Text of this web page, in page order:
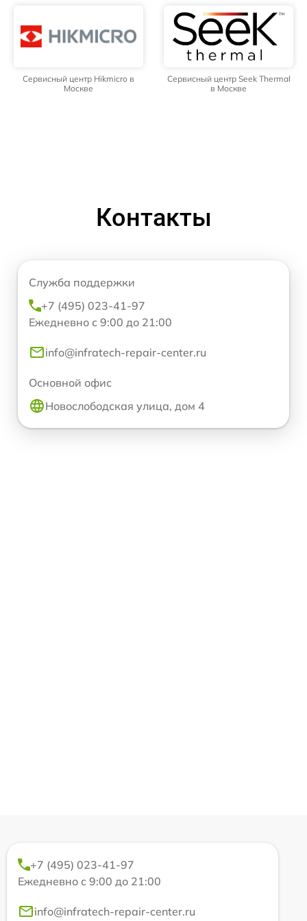
Сервисный центр Hikmicro в
Москве
Сервисный центр Seek Thermal
в Москве
Контакты
Служба поддержки
+7 (495) 023-41-97
Ежедневно с 9:00 до 21:00
info@infratech-repair-center.ru
Основной офис
Новослободская улица, дом 4
+7 (495) 023-41-97
Ежедневно с 9:00 до 21:00
info@infratech-repair-center.ru